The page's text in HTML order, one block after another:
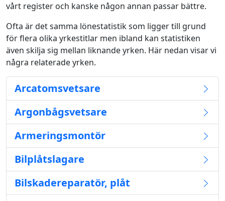
vårt register och kanske någon annan passar bättre.
Ofta är det samma lönestatistik som ligger till grund
för flera olika yrkestitlar men ibland kan statistiken
även skilja sig mellan liknande yrken. Här nedan visar vi
några relaterade yrken.
Arcatomsvetsare
Argonbågsvetsare
Armeringsmontör
Bilplåtslagare
Bilskadereparatör, plåt